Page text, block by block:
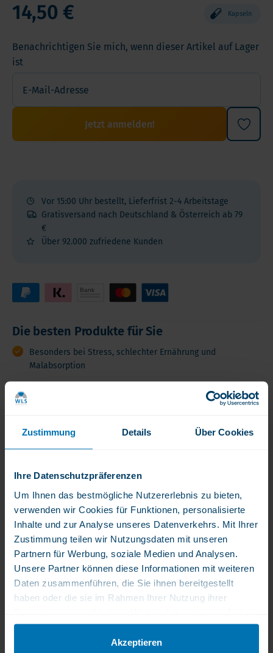
Zustimmung Details Über Cookies
Ihre Datenschutzpräferenzen
Um Ihnen das bestmögliche Nutzererlebnis zu bieten,
verwenden wir Cookies für Funktionen, personalisierte
Inhalte und zur Analyse unseres Datenverkehrs. Mit Ihrer
Zustimmung teilen wir Nutzungsdaten mit unseren
Partnern für Werbung, soziale Medien und Analysen.
Unsere Partner können diese Informationen mit weiteren
Daten zusammenführen, die Sie ihnen bereitgestellt
haben oder die sie im Rahmen Ihrer Nutzung ihrer
Sie in unserer Datenschutzerklärung.
Akzeptieren
Kapseln
14,50 €
Benachrichtigen Sie mich, wenn dieser Artikel auf Lager
ist
Jetzt anmelden!
Vor 15:00 Uhr bestellt, Lieferfrist 2-4 Arbeitstage
Gratisversand nach Deutschland & Österreich ab 79
€
Über 92.000 zufriedene Kunden
Die besten Produkte für Sie
Besonders bei Stress, schlechter Ernährung und
Malabsorption
Lesen Sie die Erfahrungsberichte anderer
Produktbeschreibung
Produktbeschreibung Produktmerkmale Verwendung
Produktbeschreibung
This easy to swallow B50 Complex capsule is a quick
and convenient way to get the essential B-complex
Diese leicht zu schluckende B50-Komplex-Kapsel